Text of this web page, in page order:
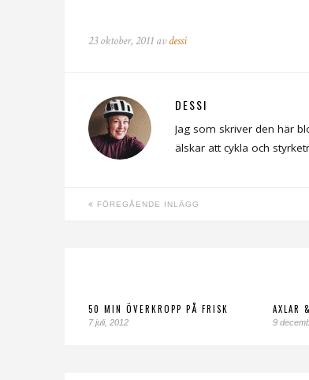
23 oktober, 2011 avdessi
DESSI
Jag som skriver den här
älskar att cykla och
FÖREGÅENDE INLÄGG
50 MIN ÖVERKROPP PÅ FRISK
7 juli, 2012
AXLAR
9